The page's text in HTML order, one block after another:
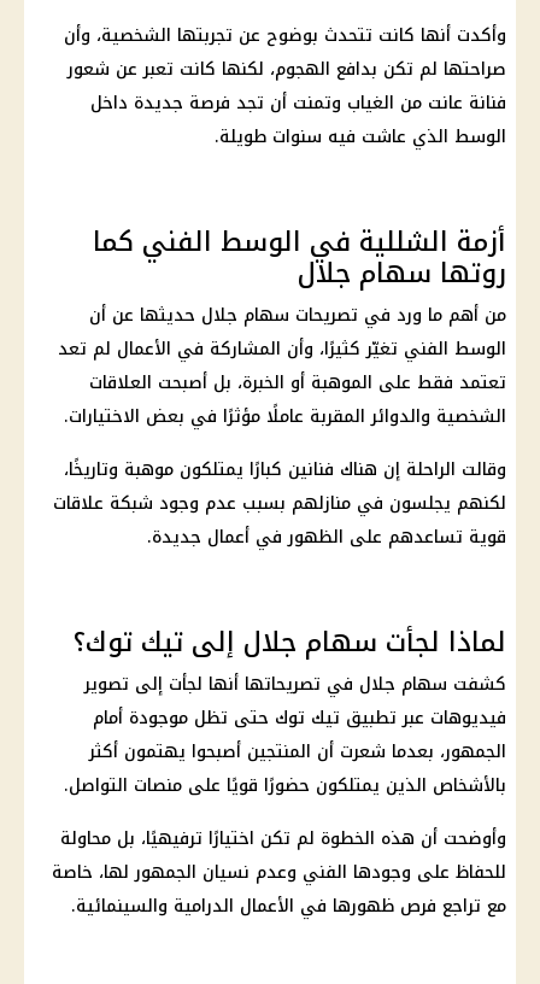
وأكدت أنها كانت تتحدث بوضوح عن تجربتها الشخصية، وأن
صراحتها لم تكن بدافع الهجوم، لكنها كانت تعبر عن شعور
فنانة عانت من الغياب وتمنت أن تجد فرصة جديدة داخل
الوسط الذي عاشت فيه سنوات طويلة.
أزمة الشللية في الوسط الفني كما
روتها سهام جلال
من أهم ما ورد في تصريحات سهام جلال حديثها عن أن
الوسط الفني تغيّر كثيرًا، وأن المشاركة في الأعمال لم تعد
تعتمد فقط على الموهبة أو الخبرة، بل أصبحت العلاقات
الشخصية والدوائر المقربة عاملًا مؤثرًا في بعض الاختيارات.
وقالت الراحلة إن هناك فنانين كبارًا يمتلكون موهبة وتاريخًا،
لكنهم يجلسون في منازلهم بسبب عدم وجود شبكة علاقات
قوية تساعدهم على الظهور في أعمال جديدة.
لماذا لجأت سهام جلال إلى تيك توك؟
كشفت سهام جلال في تصريحاتها أنها لجأت إلى تصوير
فيديوهات عبر تطبيق تيك توك حتى تظل موجودة أمام
الجمهور، بعدما شعرت أن المنتجين أصبحوا يهتمون أكثر
بالأشخاص الذين يمتلكون حضورًا قويًا على منصات التواصل.
وأوضحت أن هذه الخطوة لم تكن اختيارًا ترفيهيًا، بل محاولة
للحفاظ على وجودها الفني وعدم نسيان الجمهور لها، خاصة
مع تراجع فرص ظهورها في الأعمال الدرامية والسينمائية.